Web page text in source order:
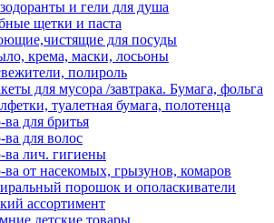
и гели для душа
щетки и паста
для посуды
крема, маски, лосьоны
полироль
для мусора /завтрака. Бумага, фольга
туалетная бумага, полотенца
для бритья
для волос
ва лич. гигиены
ва от насекомых, грызунов, комаров
порошок и ополаскиватели
ассортимент
детские товары